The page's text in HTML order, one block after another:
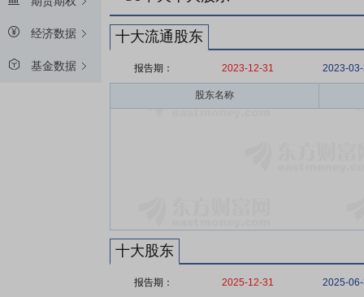
经济数据
基金数据
十大流通股东
报告期： 2023-12-31 2023-
股东名称
十大股东
报告期： 2025-12-31 2025-